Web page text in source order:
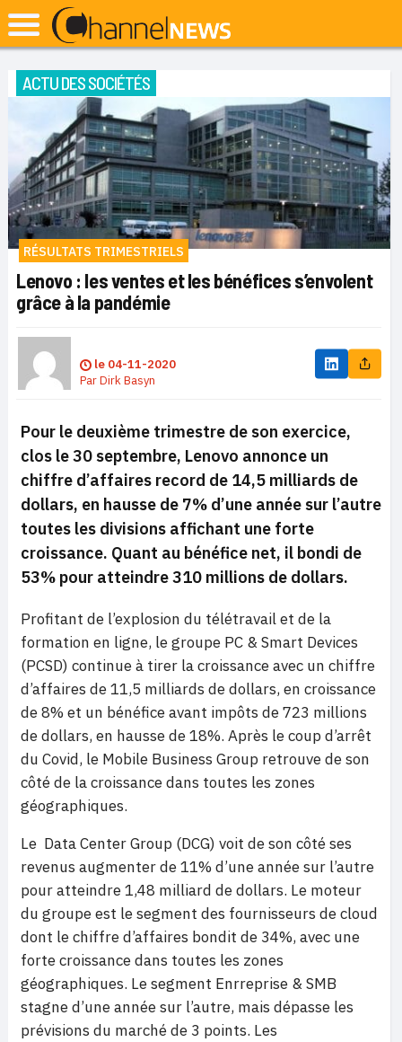
ACTU DES SOCIÉTÉS
RÉSULTATS TRIMESTRIELS
Lenovo : les ventes et les bénéfices s’envolent
grâce à la pandémie
le 04-11-2020
ParDirk Basyn
Pour le deuxième trimestre de son exercice,
clos le 30 septembre, Lenovo annonce un
chiffre d’affaires record de 14,5 milliards de
dollars, en hausse de 7% d’une année sur l’autre
toutes les divisions affichant une forte
croissance. Quant au bénéfice net, il bondi de
53% pour atteindre 310 millions de dollars.
Profitant de l’explosion du télétravail et de la
formation en ligne, le groupe PC & Smart Devices
(PCSD) continue à tirer la croissance avec un chiffre
d’affaires de 11,5 milliards de dollars, en croissance
de 8% et un bénéfice avant impôts de 723 millions
de dollars, en hausse de 18%. Après le coup d’arrêt
du Covid, le Mobile Business Group retrouve de son
côté de la croissance dans toutes les zones
géographiques.
Le Data Center Group (DCG) voit de son côté ses
revenus augmenter de 11% d’une année sur l’autre
pour atteindre 1,48 milliard de dollars. Le moteur
du groupe est le segment des fournisseurs de cloud
dont le chiffre d’affaires bondit de 34%, avec une
forte croissance dans toutes les zones
géographiques. Le segment Enrreprise & SMB
stagne d’une année sur l’autre, mais dépasse les
prévisions du marché de 3 points. Les